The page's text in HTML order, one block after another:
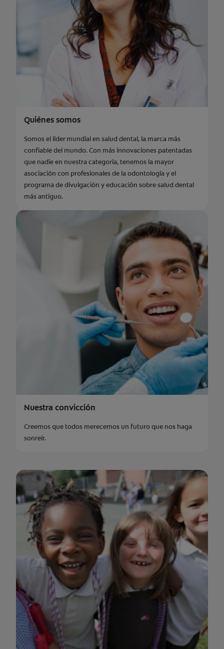
Quiénes somos
Somos el líder mundial en salud dental, la marca más
confiable del mundo. Con más innovaciones patentadas
que nadie en nuestra categoría, tenemos la mayor
asociación con profesionales de la odontología y el
programa de divulgación y educación sobre salud dental
más antiguo.
Nuestra convicción
Creemos que todos merecemos un futuro que nos haga
sonreír.